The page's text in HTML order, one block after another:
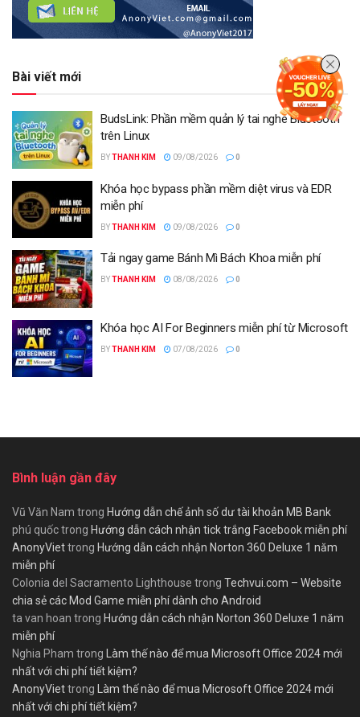
Bài viết mới
BudsLink: Phần mềm quản lý tai nghe Bluetooth
trên Linux
BYTHANH KIM 09/08/2026 0
Khóa học bypass phần mềm diệt virus và EDR
miễn phí
BYTHANH KIM 09/08/2026 0
Tải ngay game Bánh Mì Bách Khoa miễn phí
BYTHANH KIM 08/08/2026 0
Khóa học AI For Beginners miễn phí từ Microsoft
BYTHANH KIM 07/08/2026 0
Bình luận gần đây
Vũ Văn Nam trong Hướng dẫn chế ảnh số dư tài khoản MB Bank
phú quốctrong Hướng dẫn cách nhận tick trắng Facebook miễn phí
AnonyViettrong Hướng dẫn cách nhận Norton 360 Deluxe 1 năm
miễn phí
Colonia del Sacramento Lighthouse trong Techvui.com – Website
chia sẻ các Mod Game miễn phí dành cho Android
ta van hoan trong Hướng dẫn cách nhận Norton 360 Deluxe 1 năm
miễn phí
Nghia Pham trong Làm thế nào để mua Microsoft Office 2024 mới
nhất với chi phí tiết kiệm?
AnonyViettrong Làm thế nào để mua Microsoft Office 2024 mới
nhất với chi phí tiết kiệm?